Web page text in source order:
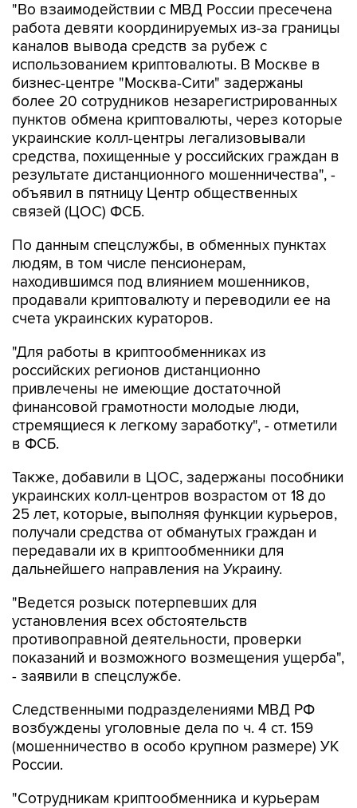
"Во взаимодействии с МВД России пресечена
работа девяти координируемых из-за границы
каналов вывода средств за рубеж с
использованием криптовалюты. В Москве в
бизнес-центре "Москва-Сити" задержаны
более 20 сотрудников незарегистрированных
пунктов обмена криптовалюты, через которые
украинские колл-центры легализовывали
средства, похищенные у российских граждан в
результате дистанционного мошенничества", -
объявил в пятницу Центр общественных
связей (ЦОС) ФСБ.
По данным спецслужбы, в обменных пунктах
людям, в том числе пенсионерам,
находившимся под влиянием мошенников,
продавали криптовалюту и переводили ее на
счета украинских кураторов.
"Для работы в криптообменниках из
российских регионов дистанционно
привлечены не имеющие достаточной
финансовой грамотности молодые люди,
стремящиеся к легкому заработку", - отметили
в ФСБ.
Также, добавили в ЦОС, задержаны пособники
украинских колл-центров возрастом от 18 до
25 лет, которые, выполняя функции курьеров,
получали средства от обманутых граждан и
передавали их в криптообменники для
дальнейшего направления на Украину.
"Ведется розыск потерпевших для
установления всех обстоятельств
противоправной деятельности, проверки
показаний и возможного возмещения ущерба",
- заявили в спецслужбе.
Следственными подразделениями МВД РФ
возбуждены уголовные дела по ч. 4 ст. 159
(мошенничество в особо крупном размере) УК
России.
"Сотрудникам криптообменника и курьерам